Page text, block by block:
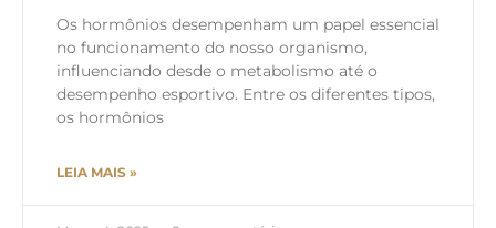
Os hormônios desempenham um papel essencial
no funcionamento do nosso organismo,
influenciando desde o metabolismo até o
desempenho esportivo. Entre os diferentes tipos,
os hormônios
LEIA MAIS »